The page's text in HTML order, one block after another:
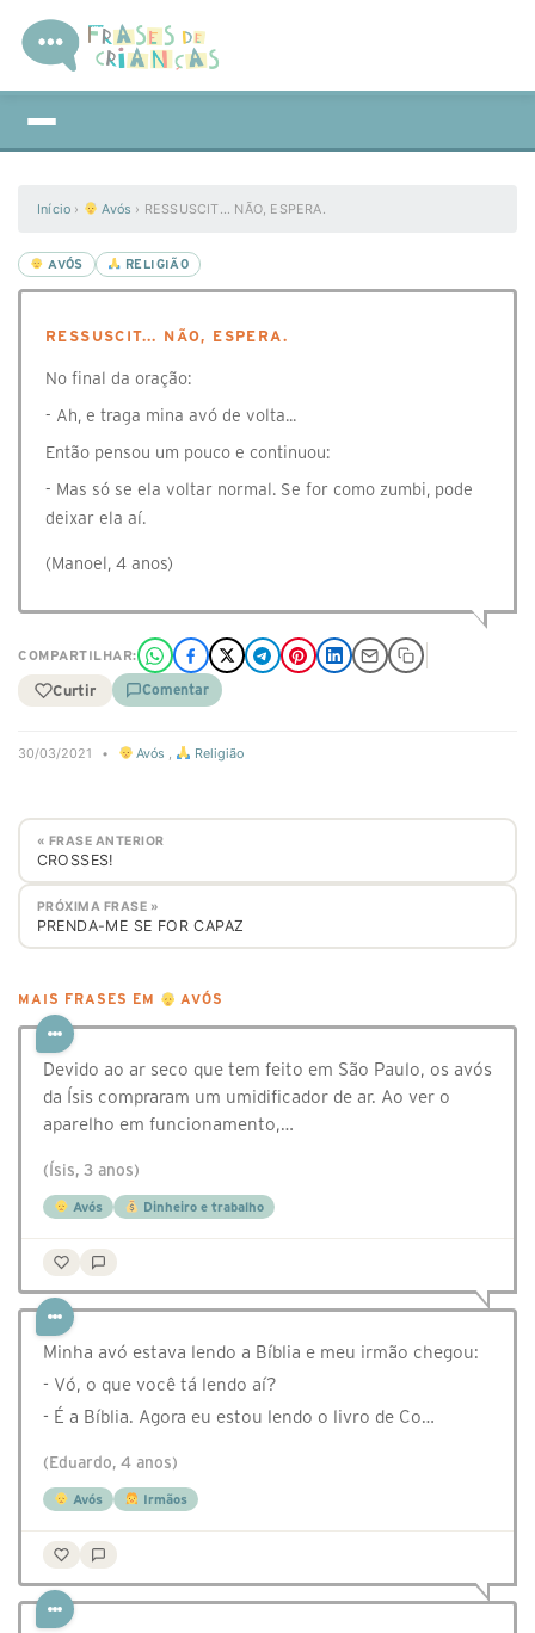
Início › Avós › RESSUSCIT... NÃO, ESPERA.
AVÓS RELIGIÃO
RESSUSCIT... NÃO, ESPERA.
No final da oração:
- Ah, e traga mina avó de volta...
Então pensou um pouco e continuou:
- Mas só se ela voltar normal. Se for como zumbi, pode
deixar ela aí.
(Manoel, 4 anos)
COMPARTILHAR:
Curtir Comentar
30/03/2021 • Avós , Religião
« FRASE ANTERIOR
CROSSES!
PRÓXIMA FRASE »
PRENDA-ME SE FOR CAPAZ
MAIS FRASES EM AVÓS
Devido ao ar seco que tem feito em São Paulo, os avós
da Ísis compraram um umidificador de ar. Ao ver o
aparelho em funcionamento,…
(Ísis, 3 anos)
Avós Dinheiro e trabalho
Minha avó estava lendo a Bíblia e meu irmão chegou:
- Vó, o que você tá lendo aí?
- É a Bíblia. Agora eu estou lendo o livro de Co…
(Eduardo, 4 anos)
Avós Irmãos